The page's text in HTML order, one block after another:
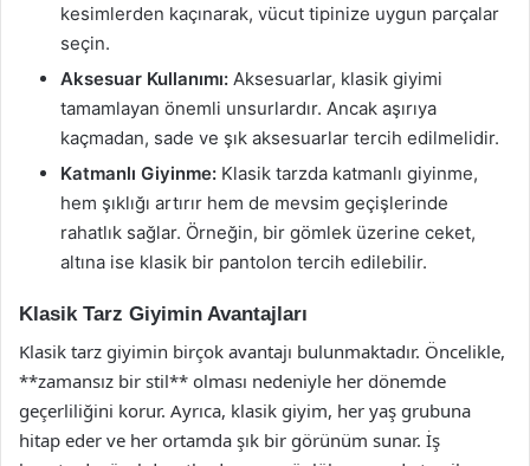
kesimlerden kaçınarak, vücut tipinize uygun parçalar
seçin.
Aksesuar Kullanımı: Aksesuarlar, klasik giyimi
tamamlayan önemli unsurlardır. Ancak aşırıya
kaçmadan, sade ve şık aksesuarlar tercih edilmelidir.
Katmanlı Giyinme: Klasik tarzda katmanlı giyinme,
hem şıklığı artırır hem de mevsim geçişlerinde
rahatlık sağlar. Örneğin, bir gömlek üzerine ceket,
altına ise klasik bir pantolon tercih edilebilir.
Klasik Tarz Giyimin Avantajları
Klasik tarz giyimin birçok avantajı bulunmaktadır. Öncelikle,
**zamansız bir stil** olması nedeniyle her dönemde
geçerliliğini korur. Ayrıca, klasik giyim, her yaş grubuna
hitap eder ve her ortamda şık bir görünüm sunar. İş